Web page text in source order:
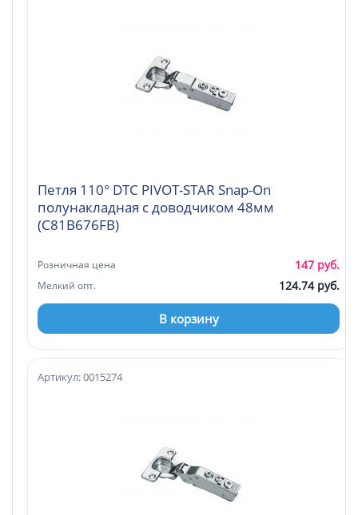
Петля 110° DTC PIVOT-STAR Snap-On
полунакладная с доводчиком 48мм
(C81B676FB)
Розничная цена 147 руб.
Мелкий опт. 124.74 руб.
В корзину
Артикул: 0015274